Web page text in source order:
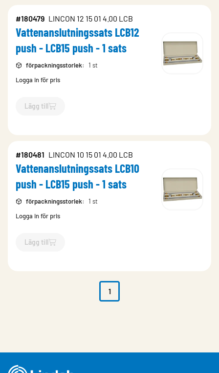
#180479 LINCON 12 15 01 4.00 LCB
Vattenanslutningssats LCB12
push - LCB15 push - 1 sats
förpackningsstorlek:
1 st
Logga in för pris
Lägg till
`$Lägg till
#180481 LINCON 10 15 01 4.00 LCB
Vattenanslutningssats LCB10
push - LCB15 push - 1 sats
förpackningsstorlek:
1 st
Logga in för pris
Lägg till
`$Lägg till
1